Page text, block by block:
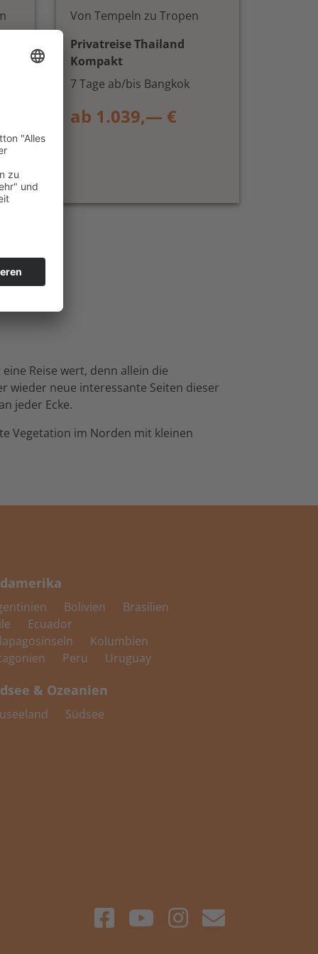
Von Tempeln zu Tropen
Privatreise Thailand
Kompakt
7 Tage ab/bis Bangkok
ab 1.039,— €
Reise wert, denn allein die
wieder neue interessante Seiten dieser
jeder Ecke.
Vegetation im Norden mit kleinen
Bolivien
Brasilien
Ecuador
Kolumbien
Peru Uruguay
& Ozeanien
Südsee